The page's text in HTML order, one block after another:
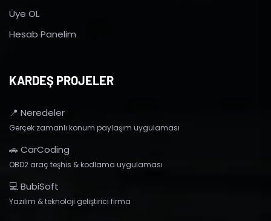
Üye OL
Hesab Panelim
KARDEŞ PROJELER
📍 Neredeler
Gerçek zamanlı konum paylaşım uygulaması
🚗 CarCoding
OBD2 araç teşhis & kodlama uygulaması
💻 BubiSoft
Yazılım & teknoloji geliştirici firma